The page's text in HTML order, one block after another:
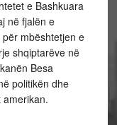
e Bashkuara
në fjalën e
mbështetjen e
shqiptarëve në
Besa
politikën dhe